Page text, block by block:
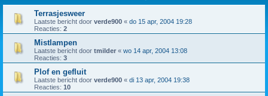
Terrasjesweer
Laatste bericht door verde900 « do 15 apr, 2004 19:28
Reacties: 2
Mistlampen
Laatste bericht door tmilder « wo 14 apr, 2004 13:08
Reacties: 3
Plof en gefluit
Laatste bericht door verde900 « di 13 apr, 2004 19:38
Reacties: 10